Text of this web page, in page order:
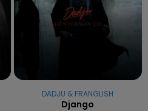
DADJU & FRANGLISH
Django